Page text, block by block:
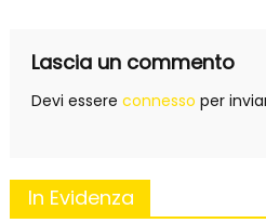
Lascia un commento
Devi essere connesso per
In Evidenza